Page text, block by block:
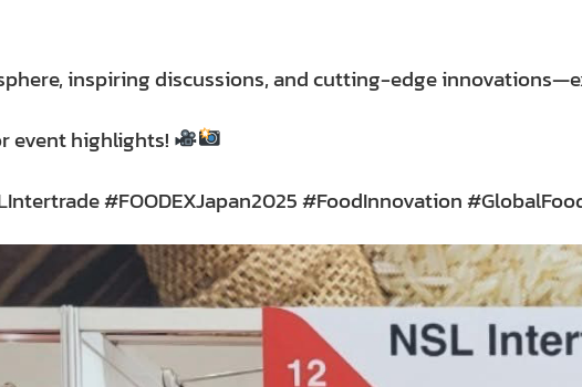
inspiring discussions, and cutting-edge
event highlights!
#FOODEXJapan2025 #FoodInnovation